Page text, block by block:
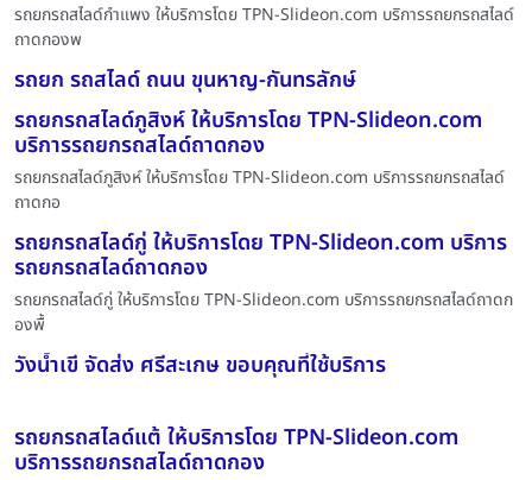
รถยกรถสไลด์กำแพง ให้บริการโดย TPN-Slideon.com บริการรถยกรถสไลด์
ถาดกองพ
รถยก รถสไลด์ ถนน ขุนหาญ-กันทรลักษ์
รถยกรถสไลด์ภูสิงห์ ให้บริการโดย TPN-Slideon.com
บริการรถยกรถสไลด์ถาดกอง
รถยกรถสไลด์ภูสิงห์ ให้บริการโดย TPN-Slideon.com บริการรถยกรถสไลด์
ถาดกอ
รถยกรถสไลด์กู่ ให้บริการโดย TPN-Slideon.com บริการ
รถยกรถสไลด์ถาดกอง
รถยกรถสไลด์กู่ ให้บริการโดย TPN-Slideon.com บริการรถยกรถสไลด์ถาดก
องพื้
วังน้ำเขี จัดส่ง ศรีสะเกษ ขอบคุณที่ใช้บริการ
รถยกรถสไลด์แต้ ให้บริการโดย TPN-Slideon.com
บริการรถยกรถสไลด์ถาดกอง